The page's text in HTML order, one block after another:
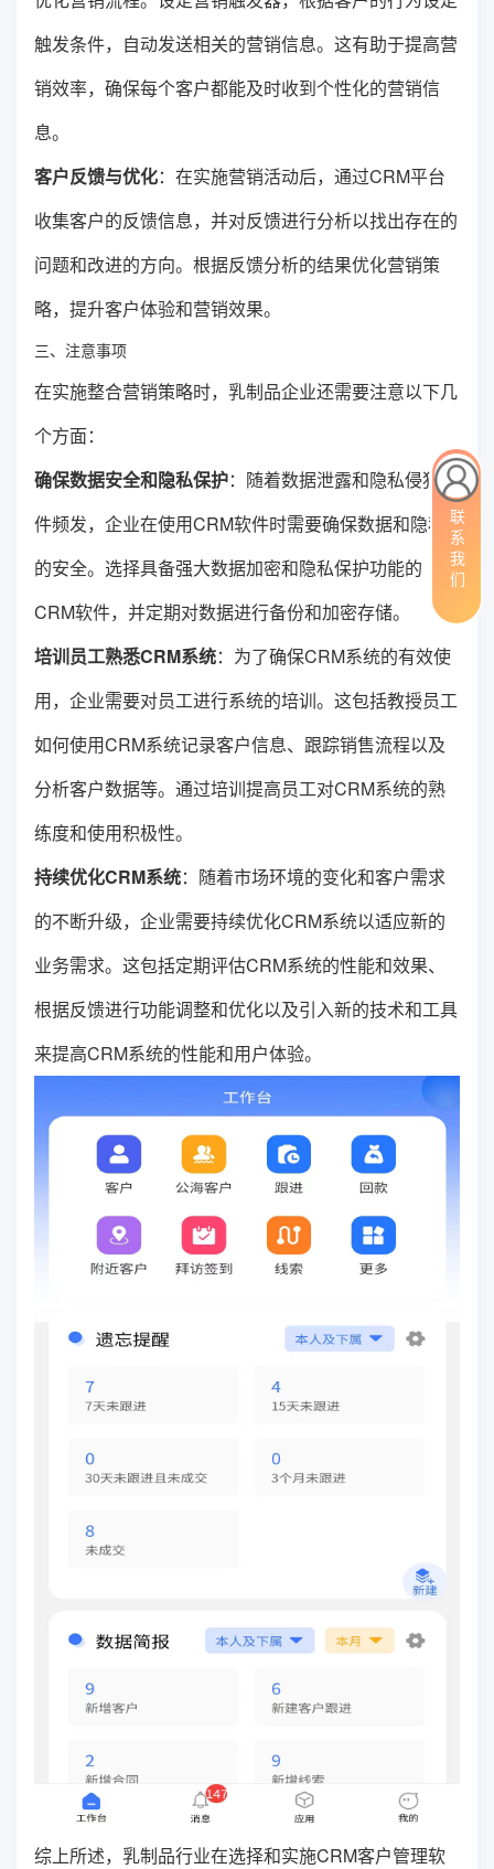
触发条件，自动发送相关的营销信息。这有助于提高营
销效率，确保每个客户都能及时收到个性化的营销信
息。
客户反馈与优化：在实施营销活动后，通过CRM平台
收集客户的反馈信息，并对反馈进行分析以找出存在的
问题和改进的方向。根据反馈分析的结果优化营销策
略，提升客户体验和营销效果。
三、注意事项
在实施整合营销策略时，乳制品企业还需要注意以下几
个方面：
确保数据安全和隐私保护：随着数据泄露和隐私侵犯事
件频发，企业在使用CRM软件时需要确保数据和隐私
的安全。选择具备强大数据加密和隐私保护功能的
CRM软件，并定期对数据进行备份和加密存储。
培训员工熟悉CRM系统：为了确保CRM系统的有效使
用，企业需要对员工进行系统的培训。这包括教授员工
如何使用CRM系统记录客户信息、跟踪销售流程以及
分析客户数据等。通过培训提高员工对CRM系统的熟
练度和使用积极性。
持续优化CRM系统：随着市场环境的变化和客户需求
的不断升级，企业需要持续优化CRM系统以适应新的
业务需求。这包括定期评估CRM系统的性能和效果、
根据反馈进行功能调整和优化以及引入新的技术和工具
来提高CRM系统的性能和用户体验。
综上所述，乳制品行业在选择和实施CRM客户管理软
联系我们